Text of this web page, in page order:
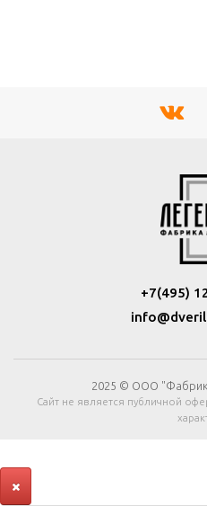
+7(495)
2025 © ООО
Сайт не является публичной